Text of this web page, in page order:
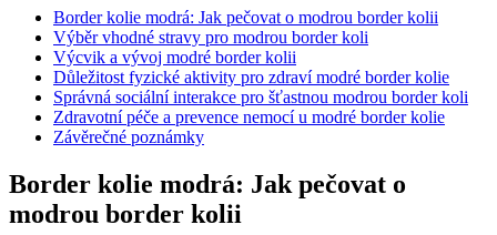
Border kolie modrá: Jak pečovat o modrou border kolii
Výběr vhodné stravy pro modrou border koli
Výcvik a vývoj modré border kolii
Důležitost fyzické aktivity pro zdraví modré border kolie
Správná sociální interakce pro šťastnou modrou border koli
Zdravotní péče a prevence nemocí u modré border kolie
Závěrečné poznámky
Border kolie modrá: Jak pečovat o
modrou border kolii